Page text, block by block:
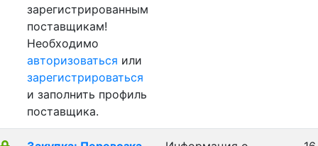
зарегистрированным
поставщикам!
Необходимо
авторизоваться или
зарегистрироваться
и заполнить профиль
поставщика.